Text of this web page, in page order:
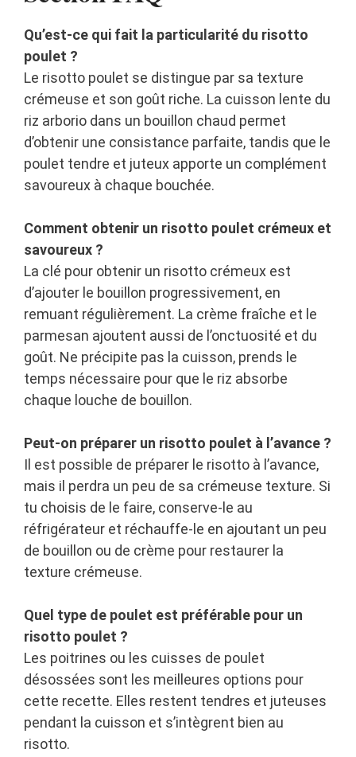
Qu’est-ce qui fait la particularité du risotto
poulet ?
Le risotto poulet se distingue par sa texture
crémeuse et son goût riche. La cuisson lente du
riz arborio dans un bouillon chaud permet
d’obtenir une consistance parfaite, tandis que le
poulet tendre et juteux apporte un complément
savoureux à chaque bouchée.
Comment obtenir un risotto poulet crémeux et
savoureux ?
La clé pour obtenir un risotto crémeux est
d’ajouter le bouillon progressivement, en
remuant régulièrement. La crème fraîche et le
parmesan ajoutent aussi de l’onctuosité et du
goût. Ne précipite pas la cuisson, prends le
temps nécessaire pour que le riz absorbe
chaque louche de bouillon.
Peut-on préparer un risotto poulet à l’avance ?
Il est possible de préparer le risotto à l’avance,
mais il perdra un peu de sa crémeuse texture. Si
tu choisis de le faire, conserve-le au
réfrigérateur et réchauffe-le en ajoutant un peu
de bouillon ou de crème pour restaurer la
texture crémeuse.
Quel type de poulet est préférable pour un
risotto poulet ?
Les poitrines ou les cuisses de poulet
désossées sont les meilleures options pour
cette recette. Elles restent tendres et juteuses
pendant la cuisson et s’intègrent bien au
risotto.